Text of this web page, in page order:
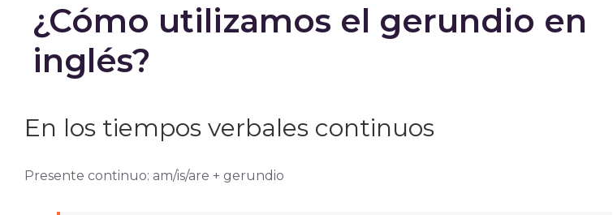
¿Cómo utilizamos el gerundio en
inglés?
En los tiempos verbales continuos
Presente continuo: am/is/are + gerundio